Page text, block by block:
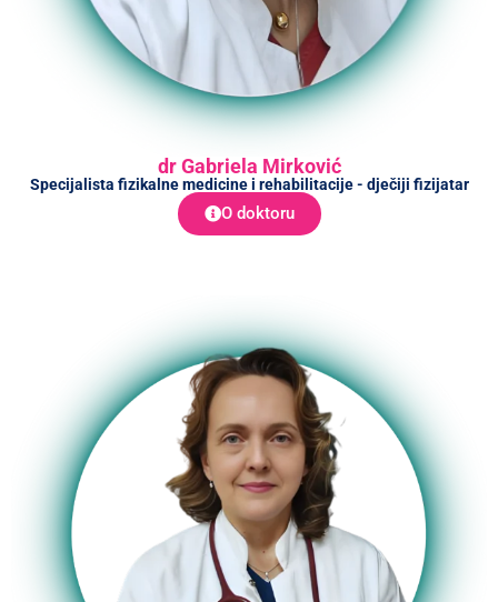
dr Gabriela Mirković
Specijalista fizikalne medicine i rehabilitacije - dječiji fizijatar
O doktoru